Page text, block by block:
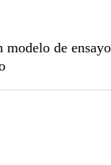
modelo de